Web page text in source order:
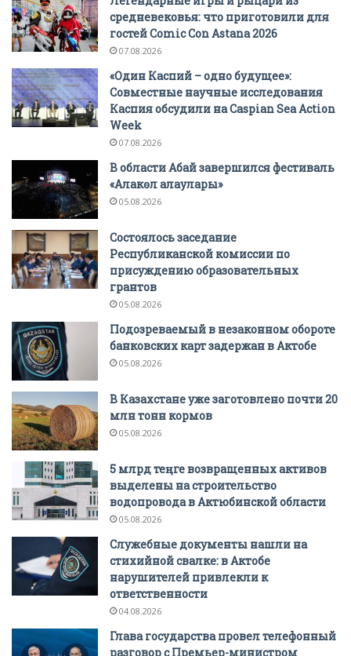
средневековья: что приготовили для
гостей Comic Con Astana 2026
07.08.2026
«Один Каспий – одно будущее»:
Совместные научные исследования
Каспия обсудили на Caspian Sea Action
Week
07.08.2026
В области Абай завершился фестиваль
«Алакөл алаулары»
05.08.2026
Состоялось заседание
Республиканской комиссии по
присуждению образовательных
грантов
05.08.2026
Подозреваемый в незаконном обороте
банковских карт задержан в Актобе
05.08.2026
В Казахстане уже заготовлено почти 20
млн тонн кормов
05.08.2026
5 млрд теңге возвращенных активов
выделены на строительство
водопровода в Актюбинской области
05.08.2026
Служебные документы нашли на
стихийной свалке: в Актобе
нарушителей привлекли к
ответственности
04.08.2026
Глава государства провел телефонный
разговор с Премьер-министром